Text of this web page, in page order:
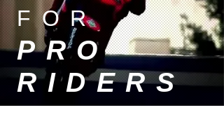
FOR
PRO
RIDERS